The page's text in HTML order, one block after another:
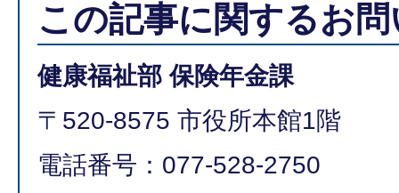
この記事に関するお
健康福祉部 保険年金課
〒520-8575 市役所本館1階
電話番号：077-528-2750